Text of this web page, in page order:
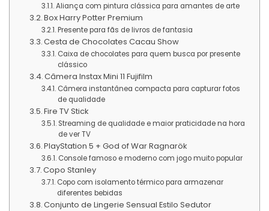
Aliança com pintura clássica para amantes de arte
Box Harry Potter Premium
Presente para fãs de livros de fantasia
Cesta de Chocolates Cacau Show
Caixa de chocolates para quem busca por presente
clássico
Câmera Instax Mini 11 Fujifilm
Câmera instantânea compacta para capturar fotos
de qualidade
Fire TV Stick
Streaming de qualidade e maior praticidade na hora
de ver TV
PlayStation 5 + God of War Ragnarök
Console famoso e moderno com jogo muito popular
Copo Stanley
Copo com isolamento térmico para armazenar
diferentes bebidas
Conjunto de Lingerie Sensual Estilo Sedutor